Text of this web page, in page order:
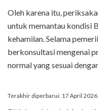
Oleh karena itu,
untuk memantau kondisi
kehamilan. Selama
berkonsultasi mengenai
normal yang sesuai
Terakhir diperbarui: 17 April 2026